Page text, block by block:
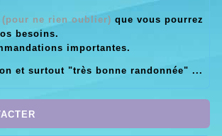
(pour ne rien oublier) que vous pourrez
besoins.
importantes.
et surtout "très bonne randonnée" ...